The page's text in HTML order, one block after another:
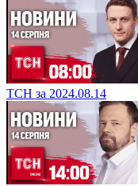
ТСН за 2024.08.14